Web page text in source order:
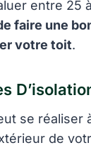
entre 25
faire une
votre toit.
se réaliser
de